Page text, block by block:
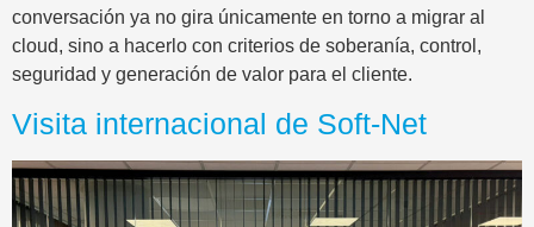
conversación ya no gira únicamente en torno a migrar al
cloud, sino a hacerlo con criterios de soberanía, control,
seguridad y generación de valor para el cliente.
Visita internacional de Soft-Net